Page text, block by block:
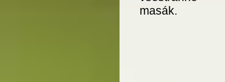
masák.